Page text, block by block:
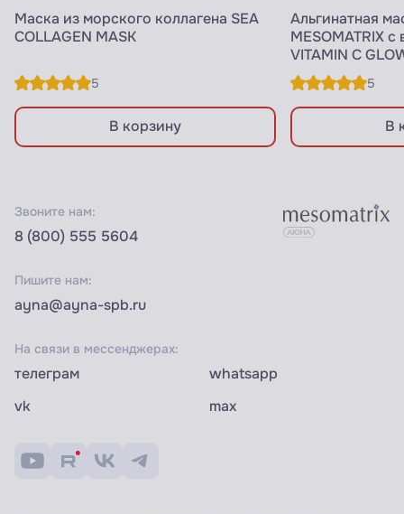
Маска из морского коллагена SEA
COLLAGEN MASK
5
В корзину
Альгинатная
MESOMATRIX
VITAMIN C
5
В
Звоните нам:
8 (800) 555 5604
Пишите нам:
ayna@ayna-spb.ru
На связи в мессенджерах:
телеграм
whatsapp
vk
max